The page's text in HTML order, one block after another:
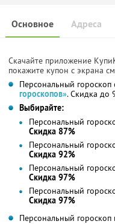
Основное Адреса
Скачайте приложение
покажите купон с экрана
Персональный гороскоп
гороскопов». Скидка до
Выбирайте:
Персональный
Скидка 87%
Персональный
Скидка 92%
Персональный
Скидка 97%
Персональный
Скидка 97%
Персональный гороскоп